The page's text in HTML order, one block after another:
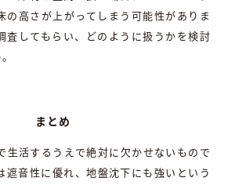
の高さが上がってしまう可能性がありま
査してもらい、どのように扱うかを検討
まとめ
生活するうえで絶対に欠かせないもので
遮音性に優れ、地盤沈下にも強いという